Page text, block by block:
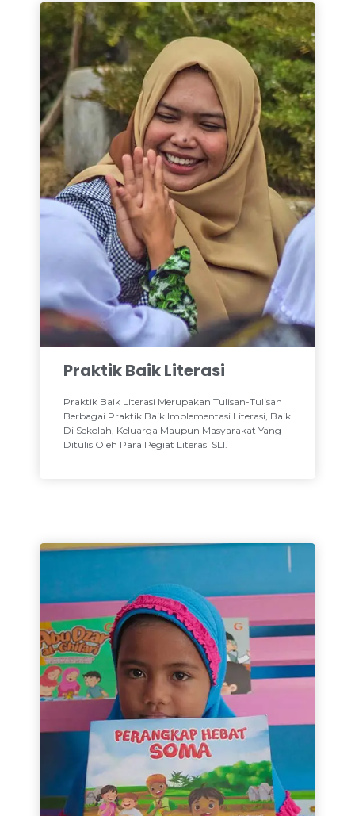
Praktik Baik Literasi
Praktik Baik Literasi Merupakan Tulisan-Tulisan
Berbagai Praktik Baik Implementasi Literasi, Baik
Di Sekolah, Keluarga Maupun Masyarakat Yang
Ditulis Oleh Para Pegiat Literasi SLI.